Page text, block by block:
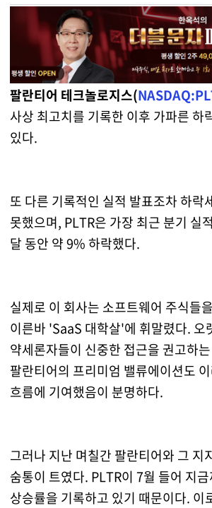
팔란티어 테크놀로지스(
사상 최고치를 기록한 이후 가파른 하
있다.
또 다른 기록적인 실적 발표조차 하락
못했으며, PLTR은 가장 최근 분기 실
달 동안 약 9% 하락했다.
실제로 이 회사는 소프트웨어 주식들
이른바 'SaaS 대학살'에 휘말렸다. 오
약세론자들이 신중한 접근을 권고하
팔란티어의 프리미엄 밸류에이션도
흐름에 기여했음이 분명하다.
그러나 지난 며칠간 팔란티어와 그 지
숨통이 트였다. PLTR이 7월 들어 지
상승률을 기록하고 있기 때문이다. 이